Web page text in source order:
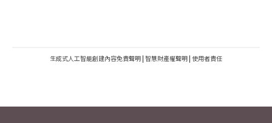
生成式人工智能創建內容免責聲明 | 智慧財產權聲明 | 使用者責任